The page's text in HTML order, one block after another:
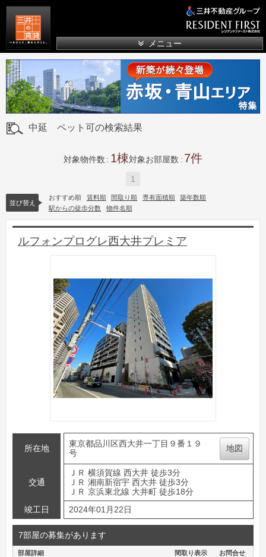
メニュー
中延 ペット可の検索結果
対象物件数 1 対象お部屋数 7
1
並び替え
おすすめ順 賃料順 間取り順 専有面積順
築年数順
駅からの徒歩分数
物件名順
ルフォンプログレ西大井プレミア
所在地
東京都品川区西大井一丁目９番１９
号
地図
交通
ＪＲ 横須賀線 西大井 徒歩3分
ＪＲ 湘南新宿宇 西大井 徒歩3分
ＪＲ 京浜東北線 大井町 徒歩18分
竣工日
2024年01月22日
7部屋の募集があります
部屋詳細 間取り表示 お問合せ